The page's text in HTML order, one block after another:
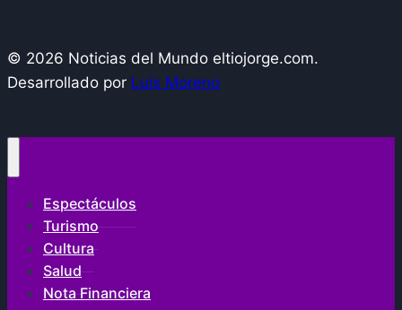
© 2026 Noticias del Mundo eltiojorge.com.
Desarrollado por Luis Moreno
Espectáculos
Turismo
Cultura
Salud
Nota Financiera